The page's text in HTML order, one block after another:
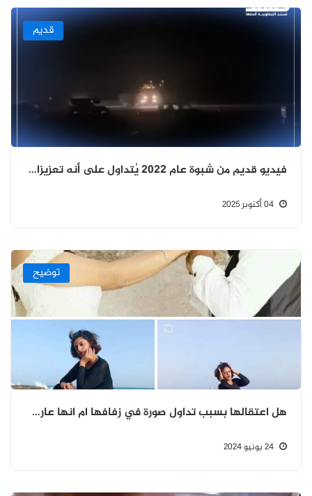
قديم
فيديو قديم من شبوة عام 2022 يُتداول على أنه تعزيزات عسكرية وصلت المكلا
توضيح
هل اعتقالها بسبب تداول صورة في زفافها ام انها عارضة ازياء؟